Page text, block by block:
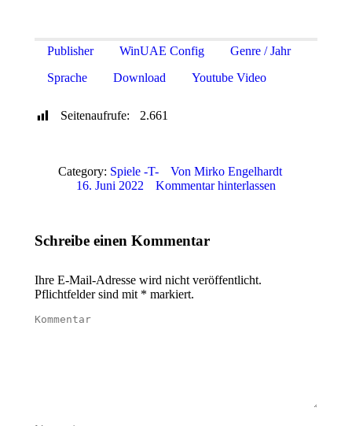
Publisher WinUAE Config
Genre / Jahr
Sprache
Download Youtube Video
Seitenaufrufe: 2.661
Category: Spiele -T- Von Mirko Engelhardt
16. Juni 2022
Kommentar hinterlassen
Schreibe einen Kommentar
Ihre E-Mail-Adresse wird nicht veröffentlicht.
Pflichtfelder sind mit * markiert.
Kommentar